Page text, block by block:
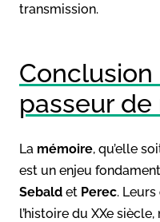
transmission.
Conclusion
passeur
La mémoire, qu’elle
est un enjeu
Sebald et Perec. Leurs
l’histoire du XXe